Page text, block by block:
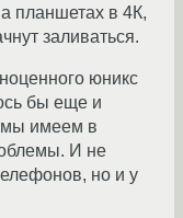
планшетах в 4К,
заливаться.
юникс
бы еще и
мы имеем в
И не
но и у